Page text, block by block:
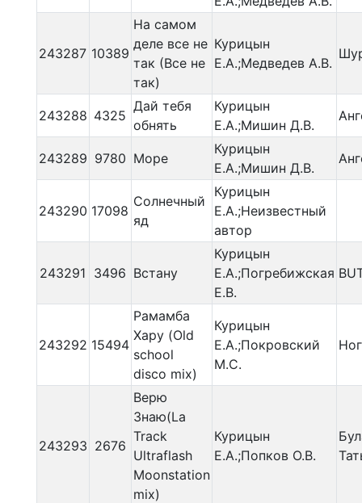
243287 10389
На самом
деле все не
так (Все не
так)
Курицын
Е.А.;Медведев А.В.
243288 4325
Дай тебя
обнять
Курицын
Е.А.;Мишин Д.В.
243289 9780 Море
Курицын
Е.А.;Мишин Д.В.
243290 17098
Солнечный
яд
Курицын
Е.А.;Неизвестный
автор
243291 3496 Встану
Курицын
Е.А.;Погребижская
Е.В.
243292 15494
Рамамба
Хару (Old
school
disco mix)
Курицын
Е.А.;Покровский
М.С.
243293 2676
Верю
Знаю(La
Track
Ultraflash
Moonstation
mix)
Курицын
Е.А.;Попков О.В.